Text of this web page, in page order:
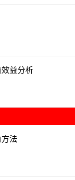
益分析
法